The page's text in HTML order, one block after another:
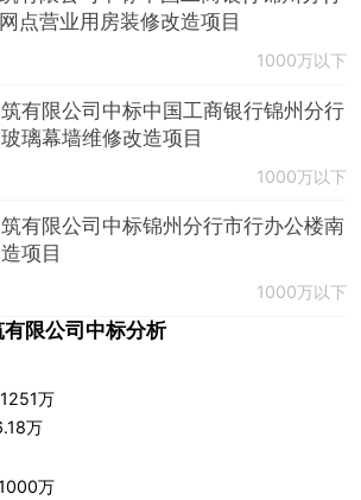
点营业用房装修改造项目
1000万以下
有限公司中标中国工商银行锦州分行
璃幕墙维修改造项目
1000万以下
有限公司中标锦州分行市行办公楼南
项目
1000万以下
限公司中标分析
万
万
万